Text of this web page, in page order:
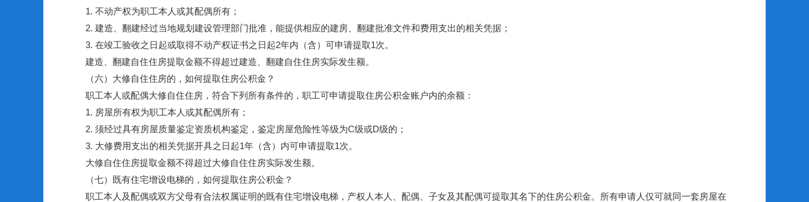
1. 不动产权为职工本人或其配偶所有；
2. 建造、翻建经过当地规划建设管理部门批准，能提供相应的建房、翻建批准文件和费用支出的相关凭据；
3. 在竣工验收之日起或取得不动产权证书之日起2年内（含）可申请提取1次。
建造、翻建自住住房提取金额不得超过建造、翻建自住住房实际发生额。
（六）大修自住住房的，如何提取住房公积金？
职工本人或配偶大修自住住房，符合下列所有条件的，职工可申请提取住房公积金账户内的余额：
1. 房屋所有权为职工本人或其配偶所有；
2. 须经过具有房屋质量鉴定资质机构鉴定，鉴定房屋危险性等级为C级或D级的；
3. 大修费用支出的相关凭据开具之日起1年（含）内可申请提取1次。
大修自住住房提取金额不得超过大修自住住房实际发生额。
（七）既有住宅增设电梯的，如何提取住房公积金？
职工本人及配偶或双方父母有合法权属证明的既有住宅增设电梯，产权人本人、配偶、子女及其配偶可提取其名下的住房公积金。所有申请人仅可就同一套房屋在